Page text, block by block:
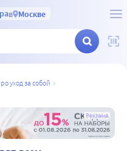
в Москве
про уход за собой
Реклама